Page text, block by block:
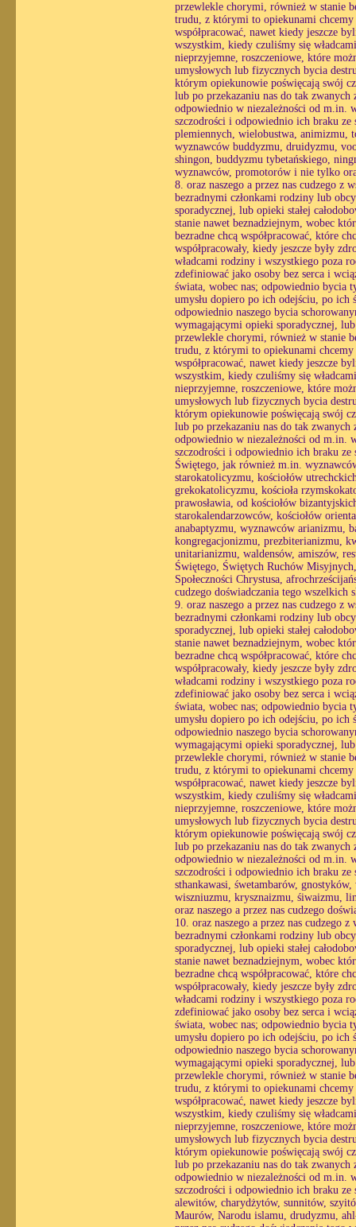
przewlekle chorymi, również w stanie
trudu, z którymi to opiekunami
współpracować, nawet kiedy jeszcze
wszystkim, kiedy czuliśmy się
nieprzyjemne, roszczeniowe, które
umysłowych lub fizycznych bycia
którym opiekunowie poświęcają swój
lub po przekazaniu nas do tak
odpowiednio w niezależności od m.in.
szczodrości i odpowiednio ich braku
plemiennych, wielobustwa, animizmu,
wyznawców buddyzmu, druidyzmu,
shingon, buddyzmu tybetańskiego,
wyznawców, promotorów i nie tylko
8. oraz naszego a przez nas cudzego
bezradnymi członkami rodziny lub
sporadycznej, lub opieki stałej
stanie nawet beznadziejnym, wobec
bezradne chcą współpracować, które
współpracowały, kiedy jeszcze były
władcami rodziny i wszystkiego poza
zdefiniować jako osoby bez serca i
świata, wobec nas; odpowiednio bycia
umysłu dopiero po ich odejściu, po ich
odpowiednio naszego bycia
wymagającymi opieki sporadycznej,
przewlekle chorymi, również w stanie
trudu, z którymi to opiekunami
współpracować, nawet kiedy jeszcze
wszystkim, kiedy czuliśmy się
nieprzyjemne, roszczeniowe, które
umysłowych lub fizycznych bycia
którym opiekunowie poświęcają swój
lub po przekazaniu nas do tak
odpowiednio w niezależności od m.in.
szczodrości i odpowiednio ich braku ze
Świętego, jak również m.in.
starokatolicyzmu, kościołów
grekokatolicyzmu, kościoła
prawosławia, od kościołów
starokalendarzowców, kościołów
anabaptyzmu, wyznawców arianizmu,
kongregacjonizmu, prezbiterianizmu,
unitarianizmu, waldensów, amiszów,
Świętego, Świętych Ruchów
Społeczności Chrystusa,
cudzego doświadczania tego wszelkich
9. oraz naszego a przez nas cudzego
bezradnymi członkami rodziny lub
sporadycznej, lub opieki stałej
stanie nawet beznadziejnym, wobec
bezradne chcą współpracować, które
współpracowały, kiedy jeszcze były
władcami rodziny i wszystkiego poza
zdefiniować jako osoby bez serca i
świata, wobec nas; odpowiednio bycia
umysłu dopiero po ich odejściu, po ich
odpowiednio naszego bycia
wymagającymi opieki sporadycznej,
przewlekle chorymi, również w stanie
trudu, z którymi to opiekunami
współpracować, nawet kiedy jeszcze
wszystkim, kiedy czuliśmy się
nieprzyjemne, roszczeniowe, które
umysłowych lub fizycznych bycia
którym opiekunowie poświęcają swój
lub po przekazaniu nas do tak
odpowiednio w niezależności od m.in.
szczodrości i odpowiednio ich braku
sthankawasi, śwetambarów,
wiszniuzmu, krysznaizmu, śiwaizmu,
oraz naszego a przez nas cudzego
10. oraz naszego a przez nas cudzego
bezradnymi członkami rodziny lub
sporadycznej, lub opieki stałej
stanie nawet beznadziejnym, wobec
bezradne chcą współpracować, które
współpracowały, kiedy jeszcze były
władcami rodziny i wszystkiego poza
zdefiniować jako osoby bez serca i
świata, wobec nas; odpowiednio bycia
umysłu dopiero po ich odejściu, po ich
odpowiednio naszego bycia
wymagającymi opieki sporadycznej,
przewlekle chorymi, również w stanie
trudu, z którymi to opiekunami
współpracować, nawet kiedy jeszcze
wszystkim, kiedy czuliśmy się
nieprzyjemne, roszczeniowe, które
umysłowych lub fizycznych bycia
którym opiekunowie poświęcają swój
lub po przekazaniu nas do tak
odpowiednio w niezależności od m.in.
szczodrości i odpowiednio ich braku
alewitów, charydżytów, sunnitów,
Maurów, Narodu islamu, drudyzmu,